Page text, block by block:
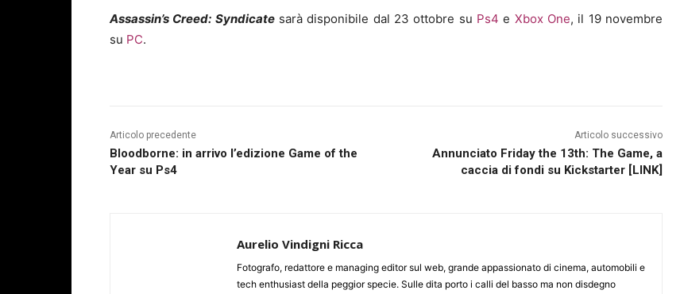
Assassin’s Creed: Syndicatesarà disponibile dal 23 ottobre su Ps4 e Xbox One, il 19 novembre
su PC.
Articolo precedente
Bloodborne: in arrivo l’edizione Game of the
Year su Ps4
Articolo successivo
Annunciato Friday the 13th: The Game, a
caccia di fondi su Kickstarter [LINK]
Aurelio Vindigni Ricca
Fotografo, redattore e managing editor sul web, grande appassionato di cinema, automobili e
tech enthusiast della peggior specie. Sulle dita porto i calli del basso ma non disdegno